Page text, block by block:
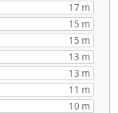
17 m
15 m
15 m
13 m
13 m
11 m
10 m